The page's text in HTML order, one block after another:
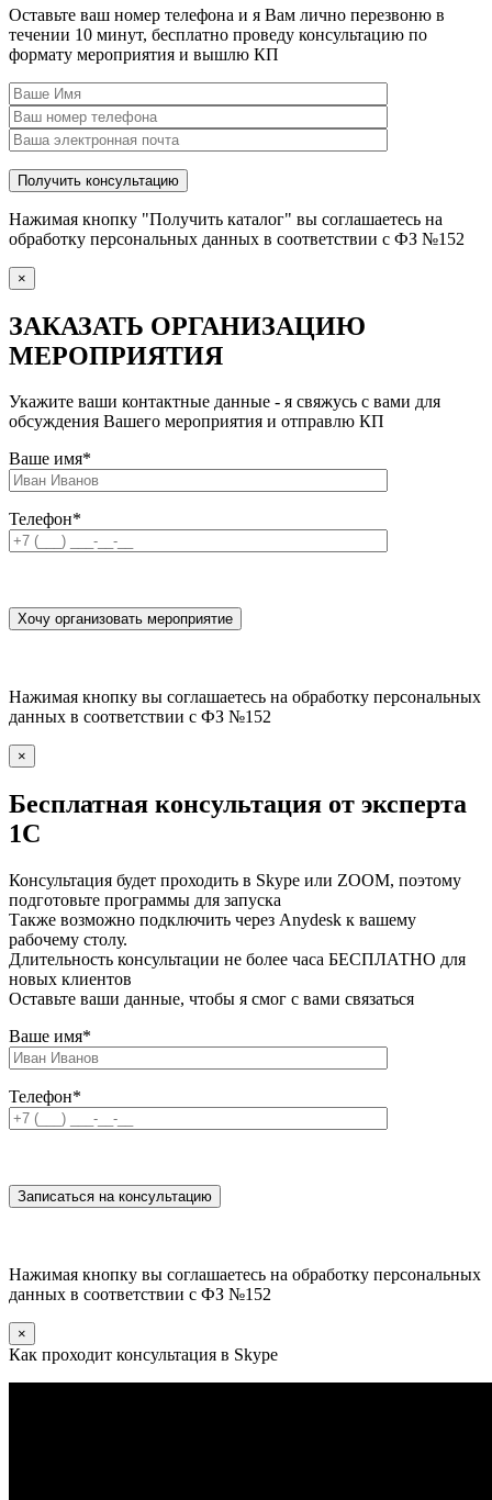
Оставьте ваш номер телефона и я Вам лично перезвоню в
течении 10 минут, бесплатно проведу консультацию по
формату мероприятия и вышлю КП
Нажимая кнопку "Получить каталог" вы соглашаетесь на
обработку персональных данных в соответствии с ФЗ №152
×
ЗАКАЗАТЬ ОРГАНИЗАЦИЮ
МЕРОПРИЯТИЯ
Укажите ваши контактные данные - я свяжусь с вами для
обсуждения Вашего мероприятия и отправлю КП
Ваше имя*
Телефон*
Нажимая кнопку вы соглашаетесь на обработку персональных
данных в соответствии с ФЗ №152
×
Бесплатная консультация от эксперта
1С
Консультация будет проходить в Skype или ZOOM, поэтому
подготовьте программы для запуска
Также возможно подключить через Anydesk к вашему
рабочему столу.
Длительность консультации не более часа БЕСПЛАТНО для
новых клиентов
Оставьте ваши данные, чтобы я смог с вами связаться
Ваше имя*
Телефон*
Нажимая кнопку вы соглашаетесь на обработку персональных
данных в соответствии с ФЗ №152
×
Как проходит консультация в Skype